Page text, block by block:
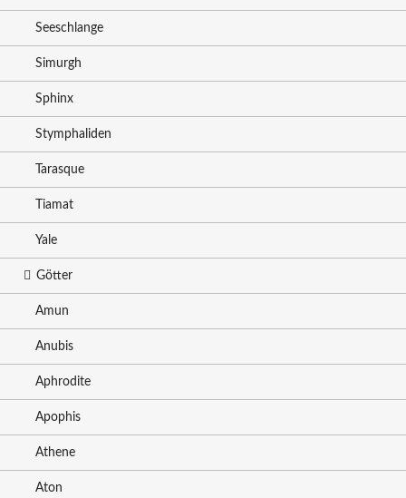
Seeschlange
Simurgh
Sphinx
Stymphaliden
Tarasque
Tiamat
Yale
Götter
Amun
Anubis
Aphrodite
Apophis
Athene
Aton